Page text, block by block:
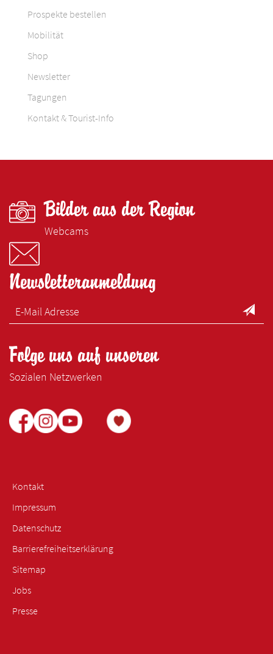
Prospekte bestellen
Mobilität
Shop
Newsletter
Tagungen
Kontakt & Tourist-Info
Bilder aus der Region
Webcams
Newsletteranmeldung
Folge uns auf unseren
Sozialen Netzwerken
Kontakt
Impressum
Datenschutz
Barrierefreiheitserklärung
Sitemap
Jobs
Presse